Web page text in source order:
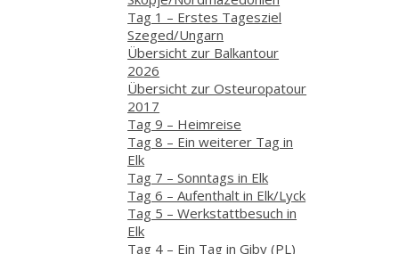
Tag 1 – Erstes Tagesziel
Szeged/Ungarn
Übersicht zur Balkantour
2026
Übersicht zur Osteuropatour
2017
Tag 9 – Heimreise
Tag 8 – Ein weiterer Tag in
Elk
Tag 7 – Sonntags in Elk
Tag 6 – Aufenthalt in Elk/Lyck
Tag 5 – Werkstattbesuch in
Elk
Tag 4 – Ein Tag in Giby (PL)